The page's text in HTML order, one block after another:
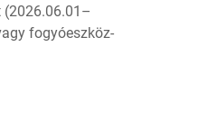
fogyóeszköz-